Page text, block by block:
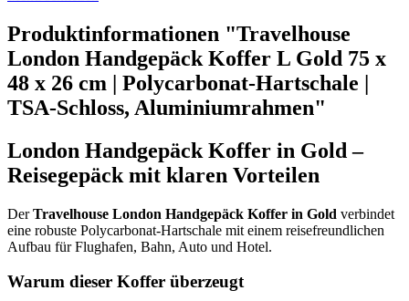
Produktinformationen "Travelhouse
London Handgepäck Koffer L Gold 75 x
48 x 26 cm | Polycarbonat-Hartschale |
TSA-Schloss, Aluminiumrahmen"
London Handgepäck Koffer in Gold –
Reisegepäck mit klaren Vorteilen
DerTravelhouse London Handgepäck Koffer in Gold verbindet
eine robuste Polycarbonat-Hartschale mit einem reisefreundlichen
Aufbau für Flughafen, Bahn, Auto und Hotel.
Warum dieser Koffer überzeugt